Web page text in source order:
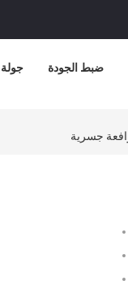
ضبط الجودة